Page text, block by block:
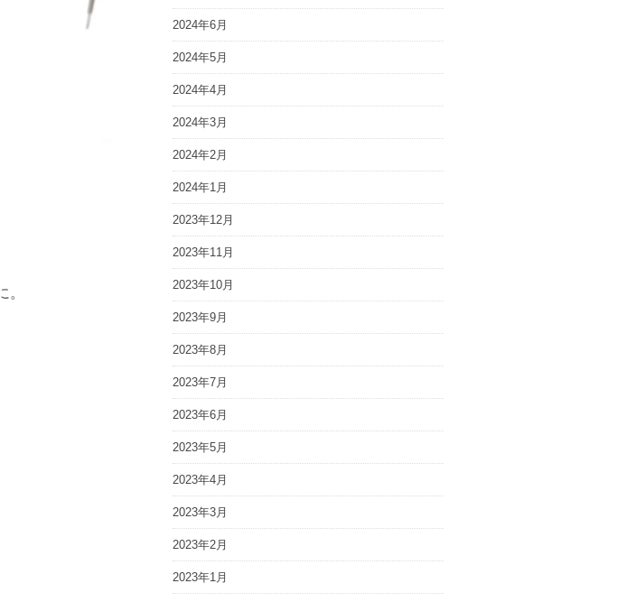
。
2024年6月
2024年5月
2024年4月
2024年3月
2024年2月
2024年1月
2023年12月
2023年11月
2023年10月
2023年9月
2023年8月
2023年7月
2023年6月
2023年5月
2023年4月
2023年3月
2023年2月
2023年1月